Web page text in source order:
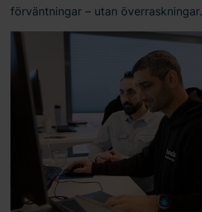
förväntningar – utan överraskningar.